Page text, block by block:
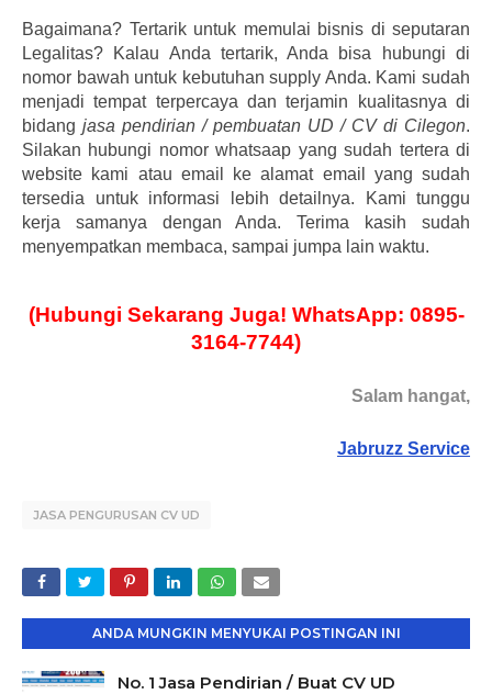
Bagaimana? Tertarik untuk memulai bisnis di seputaran
Legalitas? Kalau Anda tertarik, Anda bisa hubungi di
nomor bawah untuk kebutuhan supply Anda. Kami sudah
menjadi tempat terpercaya dan terjamin kualitasnya di
bidang jasa pendirian / pembuatan UD / CV di Cilegon.
Silakan hubungi nomor whatsaap yang sudah tertera di
website kami atau email ke alamat email yang sudah
tersedia untuk informasi lebih detailnya. Kami tunggu
kerja samanya dengan Anda. Terima kasih sudah
menyempatkan membaca, sampai jumpa lain waktu.
(Hubungi Sekarang Juga! WhatsApp: 0895-
3164-7744)
Salam hangat,
Jabruzz Service
JASA PENGURUSAN CV UD
ANDA MUNGKIN MENYUKAI POSTINGAN INI
No. 1 Jasa Pendirian / Buat CV UD